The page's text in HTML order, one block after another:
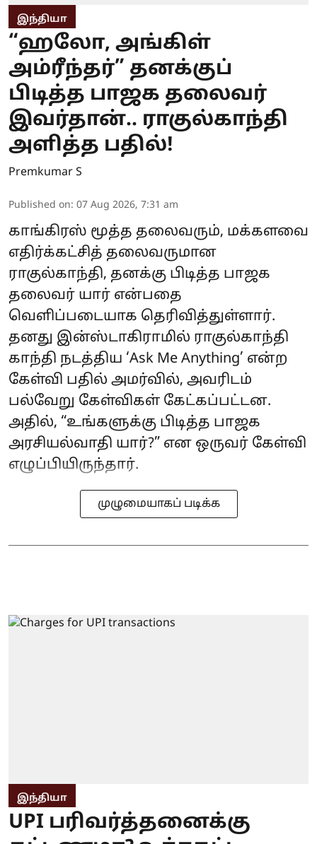
இந்தியா
“ஹலோ, அங்கிள்
அம்ரீந்தர்” தனக்குப்
பிடித்த பாஜக தலைவர்
இவர்தான்.. ராகுல்காந்தி
அளித்த பதில்!
Premkumar S
Published on: 07 Aug 2026, 7:31 am
காங்கிரஸ் மூத்த தலைவரும், மக்களவை
எதிர்க்கட்சித் தலைவருமான
ராகுல்காந்தி, தனக்கு பிடித்த பாஜக
தலைவர் யார் என்பதை
வெளிப்படையாக தெரிவித்துள்ளார்.
தனது இன்ஸ்டாகிராமில் ராகுல்காந்தி
காந்தி நடத்திய ‘Ask Me Anything’ என்ற
கேள்வி பதில் அமர்வில், அவரிடம்
பல்வேறு கேள்விகள் கேட்கப்பட்டன.
அதில், “உங்களுக்கு பிடித்த பாஜக
அரசியல்வாதி யார்?” என ஒருவர் கேள்வி
எழுப்பியிருந்தார்.
முழுமையாகப் படிக்க
இந்தியா
UPI பரிவர்த்தனைக்கு